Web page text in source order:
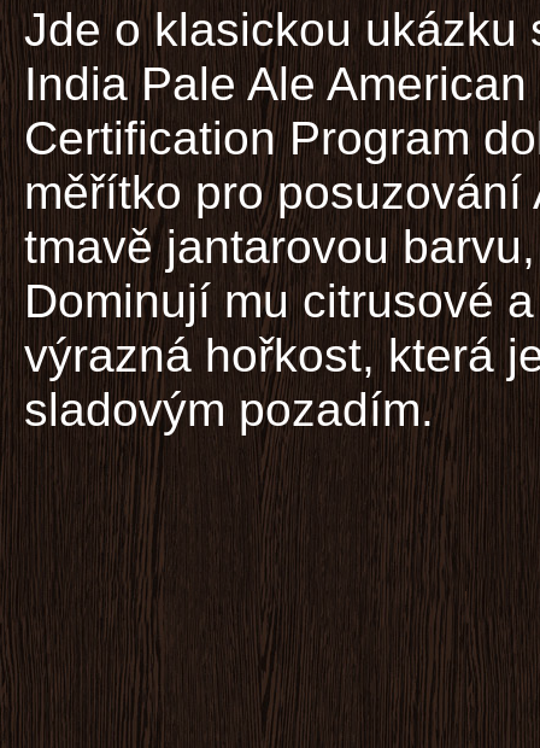
Jde o klasickou ukázku
India Pale Ale
Certification Program
měřítko pro posuzování
tmavě jantarovou
Dominují mu citrusové
výrazná hořkost, která
sladovým pozadím.